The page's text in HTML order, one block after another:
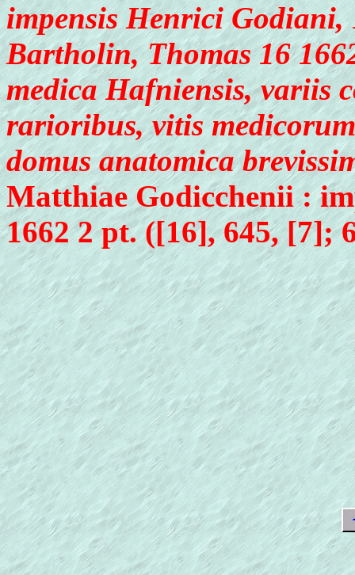
impensis Henrici
Bartholin, Thomas 16
medica Hafniensis, variis
rarioribus, vitis
domus anatomica
Matthiae Godicchenii :
1662 2 pt. ([16], 645, [7];